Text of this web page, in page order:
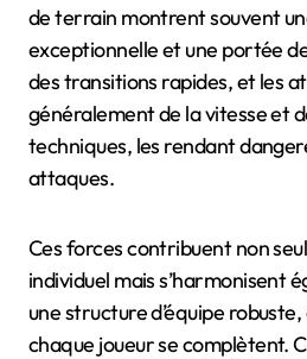
de terrain montrent souvent
exceptionnelle et une portée
des transitions rapides, et les
généralement de la vitesse et
techniques, les rendant
attaques.
Ces forces contribuent non
individuel mais s’harmonisent
une structure d’équipe
chaque joueur se complètent.